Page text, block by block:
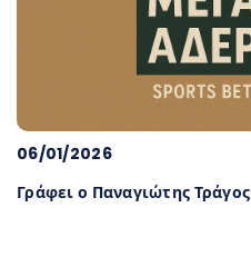
06/01/2026
Γράφει ο Παναγιώτης Τράγος